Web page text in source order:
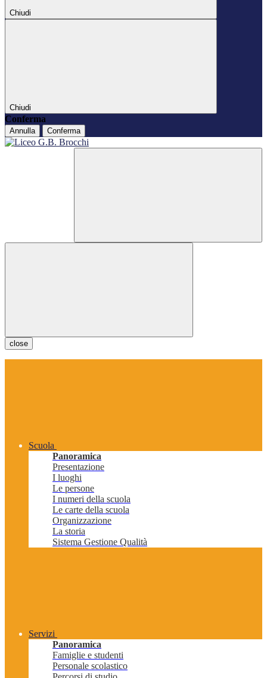
Chiudi
Chiudi
Conferma
Annulla Conferma
close
Scuola
Panoramica
Presentazione
I luoghi
Le persone
I numeri della scuola
Le carte della scuola
Organizzazione
La storia
Sistema Gestione Qualità
Servizi
Panoramica
Famiglie e studenti
Personale scolastico